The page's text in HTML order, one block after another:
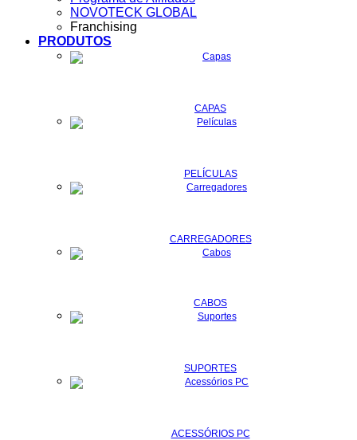
NOVOTECK GLOBAL
Franchising
PRODUTOS
CAPAS
PELÍCULAS
CARREGADORES
CABOS
SUPORTES
ACESSÓRIOS PC